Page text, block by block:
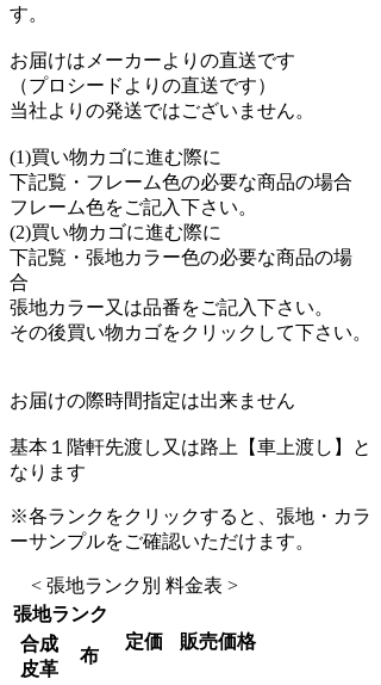
す。
お届けはメーカーよりの直送です
（プロシードよりの直送です）
当社よりの発送ではございません。
(1)買い物カゴに進む際に
下記覧・フレーム色の必要な商品の場合
フレーム色をご記入下さい。
(2)買い物カゴに進む際に
下記覧・張地カラー色の必要な商品の場
合
張地カラー又は品番をご記入下さい。
その後買い物カゴをクリックして下さい。
お届けの際時間指定は出来ません
基本１階軒先渡し又は路上【車上渡し】と
なります
※各ランクをクリックすると、張地・カラ
ーサンプルをご確認いただけます。
< 張地ランク別 料金表 >
張地ランク
定価
販売価格
合成
皮革
布